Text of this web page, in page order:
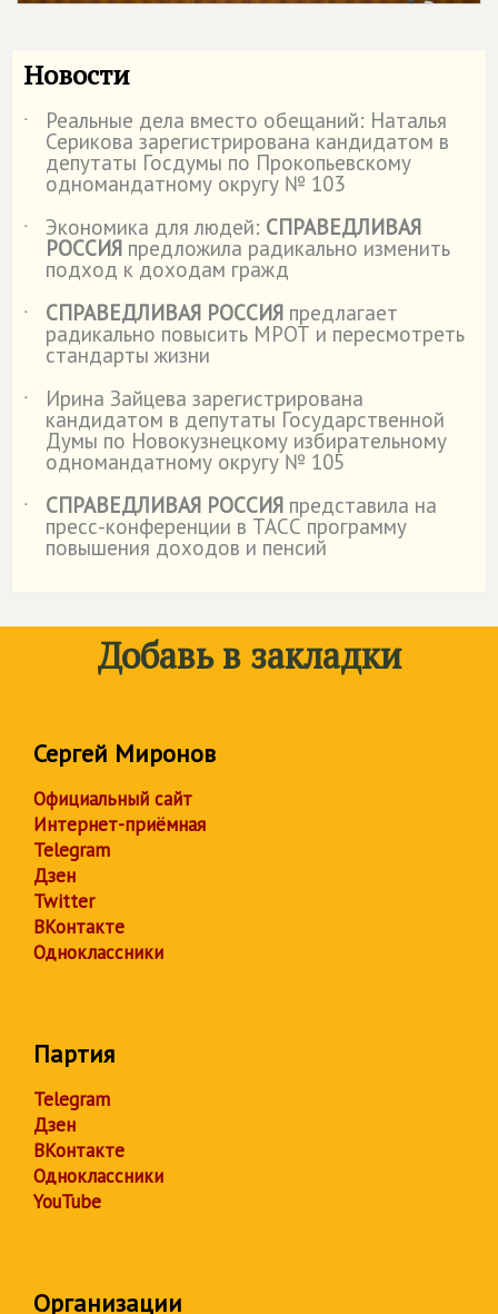
Новости
˙ Реальные дела вместо обещаний: Наталья
Серикова зарегистрирована кандидатом в
депутаты Госдумы по Прокопьевскому
одномандатному округу № 103
˙
Экономика для людей: СПРАВЕДЛИВАЯ
РОССИЯ предложила радикально изменить
подход к доходам гражд
˙
СПРАВЕДЛИВАЯ РОССИЯ предлагает
радикально повысить МРОТ и пересмотреть
стандарты жизни
˙
Ирина Зайцева зарегистрирована
кандидатом в депутаты Государственной
Думы по Новокузнецкому избирательному
одномандатному округу № 105
˙
СПРАВЕДЛИВАЯ РОССИЯ представила на
пресс-конференции в ТАСС программу
повышения доходов и пенсий
Добавь в закладки
Сергей Миронов
Официальный сайт
Интернет-приёмная
Telegram
Дзен
Twitter
ВКонтакте
Одноклассники
Партия
Telegram
Дзен
ВКонтакте
Одноклассники
YouTube
Организации